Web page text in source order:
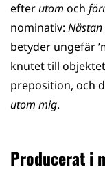
efter utom och
nominativ:
betyder ungefär
knutet till
preposition, och
utom mig.
Producerat i